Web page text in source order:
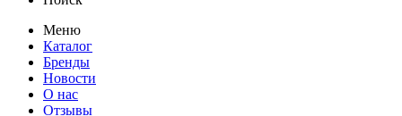
Меню
Каталог
Бренды
Новости
О нас
Отзывы